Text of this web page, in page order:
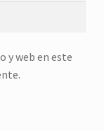
y web en este